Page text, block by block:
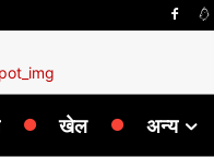
खेल अन्य